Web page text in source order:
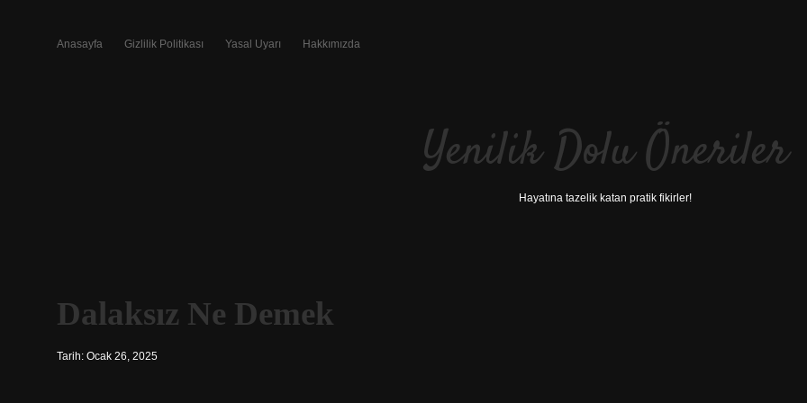
Anasayfa Gizlilik Politikası Yasal Uyarı Hakkımızda
Yenilik Dolu Öneriler
Hayatına tazelik katan pratik fikirler!
Dalaksız Ne Demek
Tarih: Ocak 26, 2025